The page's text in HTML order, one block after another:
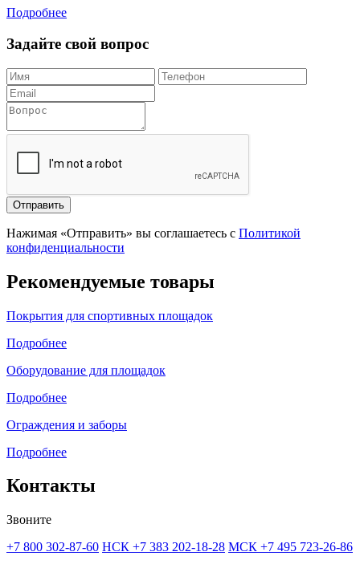
Подробнее
Задайте свой вопрос
Отправить
Нажимая «Отправить» вы соглашаетесь с Политикой
конфиденциальности
Рекомендуемые товары
Покрытия для спортивных площадок
Подробнее
Оборудование для площадок
Подробнее
Ограждения и заборы
Подробнее
Контакты
Звоните
+7 800 302-87-60 НСК +7 383 202-18-28 МСК +7 495 723-26-86